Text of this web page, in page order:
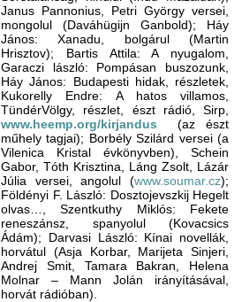
Janus Pannonius, Petri György versei,
mongolul (Daváhügijn Ganbold); Háy
János: Xanadu, bolgárul (Martin
Hrisztov); Bartis Attila: A nyugalom,
Garaczi lászló: Pompásan buszozunk,
Háy János: Budapesti hidak, részletek,
Kukorelly Endre: A hatos villamos,
TündérVölgy, részlet, észt rádió, Sirp,
www.heemp.org/kirjandus (az észt
műhely tagjai); Borbély Szilárd versei (a
Vilenica Kristal évkönyvben), Schein
Gabor, Tóth Krisztina, Láng Zsolt, Lázár
Júlia versei, angolul (www.soumar.cz);
Földényi F. László: Dosztojevszkij Hegelt
olvas…, Szentkuthy Miklós: Fekete
reneszánsz, spanyolul (Kovacsics
Ádám); Darvasi László: Kínai novellák,
horvátul (Asja Korbar, Marijeta Sinjeri,
Andrej Smit, Tamara Bakran, Helena
Molnar – Mann Jolán irányításával,
horvát rádióban).